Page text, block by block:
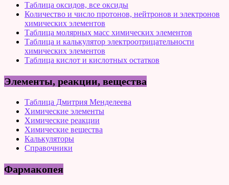
Таблица оксидов, все оксиды
Количество и число протонов, нейтронов и электронов
химических элементов
Таблица молярных масс химических элементов
Таблица и калькулятор электроотрицательности
химических элементов
Таблица кислот и кислотных остатков
Элементы, реакции, вещества
Таблица Дмитрия Менделеева
Химические элементы
Химические реакции
Химические вещества
Калькуляторы
Справочники
Фармакопея